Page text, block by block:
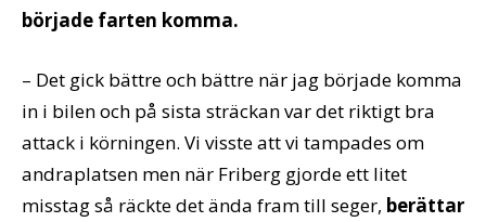
började farten komma.
– Det gick bättre och bättre när jag började komma
in i bilen och på sista sträckan var det riktigt bra
attack i körningen. Vi visste att vi tampades om
andraplatsen men när Friberg gjorde ett litet
misstag så räckte det ända fram till seger, berättar